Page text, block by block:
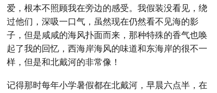
爱，根本不照顾我在旁边的感受。我假装没看见，绕
过他们，深吸一口气，虽然现在仍然看不见海的影
子，但是咸咸的海风扑面而来，那种特殊的香气也唤
起了我的回忆，西海岸海风的味道和东海岸的很不一
样，但是和北戴河的非常像！
记得那时每年小学暑假都在北戴河，早晨六点半，在